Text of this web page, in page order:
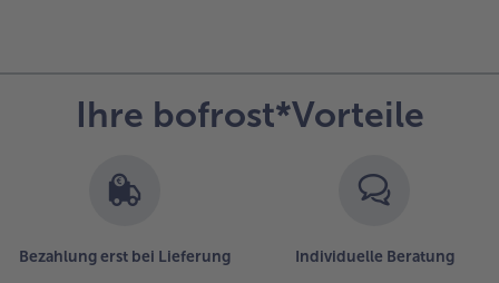
Ihre bofrost*Vorteile
Bezahlung erst bei Lieferung Individuelle Beratung